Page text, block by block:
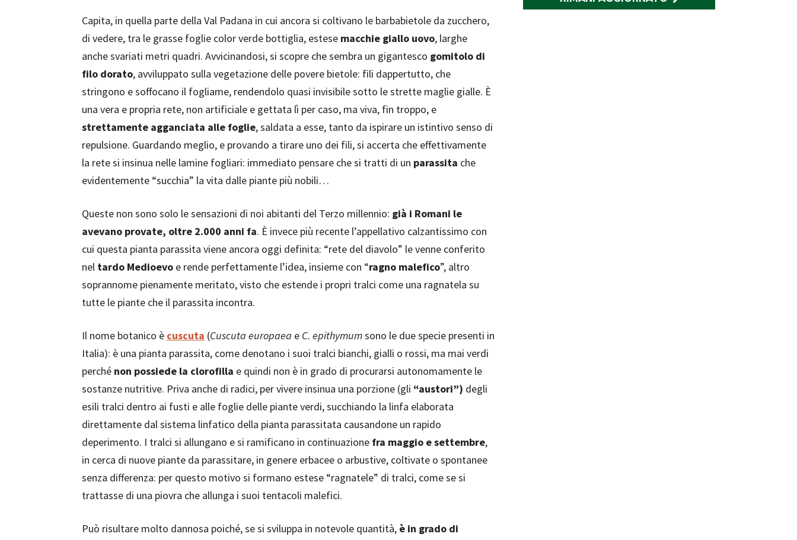
Capita, in quella parte della Val Padana in cui ancora si coltivano le barbabietole da zucchero,
di vedere, tra le grasse foglie color verde bottiglia, estese macchie giallo uovo, larghe
anche svariati metri quadri. Avvicinandosi, si scopre che sembra un gigantesco gomitolo di
filo dorato, avviluppato sulla vegetazione delle povere bietole: fili dappertutto, che
stringono e soffocano il fogliame, rendendolo quasi invisibile sotto le strette maglie gialle. È
una vera e propria rete, non artificiale e gettata lì per caso, ma viva, fin troppo, e
strettamente agganciata alle foglie, saldata a esse, tanto da ispirare un istintivo senso di
repulsione. Guardando meglio, e provando a tirare uno dei fili, si accerta che effettivamente
la rete si insinua nelle lamine fogliari: immediato pensare che si tratti di un parassita che
evidentemente “succhia” la vita dalle piante più nobili…
Queste non sono solo le sensazioni di noi abitanti del Terzo millennio: già i Romani le
avevano provate, oltre 2.000 anni fa. È invece più recente l’appellativo calzantissimo con
cui questa pianta parassita viene ancora oggi definita: “rete del diavolo” le venne conferito
nel tardo Medioevo e rende perfettamente l’idea, insieme con “ragno malefico”, altro
soprannome pienamente meritato, visto che estende i propri tralci come una ragnatela su
tutte le piante che il parassita incontra.
Il nome botanico è cuscuta (Cuscuta europaea e C. epithymumsono le due specie presenti in
Italia): è una pianta parassita, come denotano i suoi tralci bianchi, gialli o rossi, ma mai verdi
perché non possiede la clorofilla e quindi non è in grado di procurarsi autonomamente le
sostanze nutritive. Priva anche di radici, per vivere insinua una porzione (gli “austori”) degli
esili tralci dentro ai fusti e alle foglie delle piante verdi, succhiando la linfa elaborata
direttamente dal sistema linfatico della pianta parassitata causandone un rapido
deperimento. I tralci si allungano e si ramificano in continuazione fra maggio e settembre,
in cerca di nuove piante da parassitare, in genere erbacee o arbustive, coltivate o spontanee
senza differenza: per questo motivo si formano estese “ragnatele” di tralci, come se si
trattasse di una piovra che allunga i suoi tentacoli malefici.
Può risultare molto dannosa poiché, se si sviluppa in notevole quantità, è in grado di